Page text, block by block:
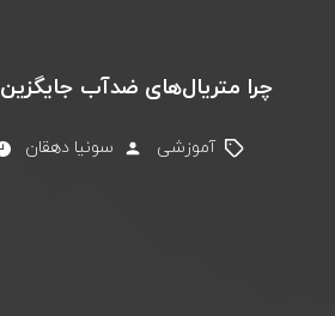
چرا متریال‌های ضدآب جایگزین MDF می‌شوند؟
آموزشی سونیا دهقان